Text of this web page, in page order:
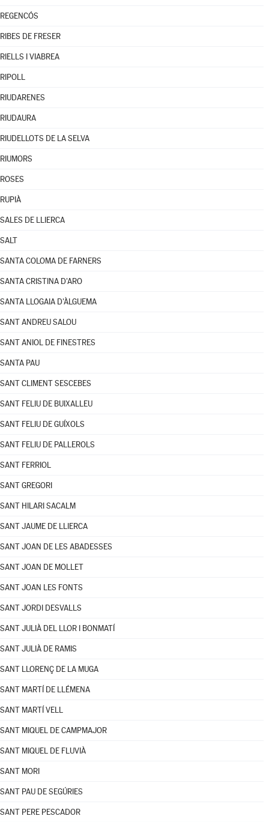
REGENCÓS
RIBES DE FRESER
RIELLS I VIABREA
RIPOLL
RIUDARENES
RIUDAURA
RIUDELLOTS DE LA SELVA
RIUMORS
ROSES
RUPIÀ
SALES DE LLIERCA
SALT
SANTA COLOMA DE FARNERS
SANTA CRISTINA D'ARO
SANTA LLOGAIA D'ÀLGUEMA
SANT ANDREU SALOU
SANT ANIOL DE FINESTRES
SANTA PAU
SANT CLIMENT SESCEBES
SANT FELIU DE BUIXALLEU
SANT FELIU DE GUÍXOLS
SANT FELIU DE PALLEROLS
SANT FERRIOL
SANT GREGORI
SANT HILARI SACALM
SANT JAUME DE LLIERCA
SANT JOAN DE LES ABADESSES
SANT JOAN DE MOLLET
SANT JOAN LES FONTS
SANT JORDI DESVALLS
SANT JULIÀ DEL LLOR I BONMATÍ
SANT JULIÀ DE RAMIS
SANT LLORENÇ DE LA MUGA
SANT MARTÍ DE LLÉMENA
SANT MARTÍ VELL
SANT MIQUEL DE CAMPMAJOR
SANT MIQUEL DE FLUVIÀ
SANT MORI
SANT PAU DE SEGÚRIES
SANT PERE PESCADOR